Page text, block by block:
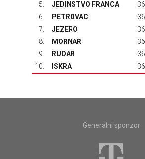
5.
JEDINSTVO FRANCA 36
6.
PETROVAC 36
7.
JEZERO 36
8.
MORNAR 36
9.
RUDAR 36
10.
ISKRA 36
Generalni sponzor